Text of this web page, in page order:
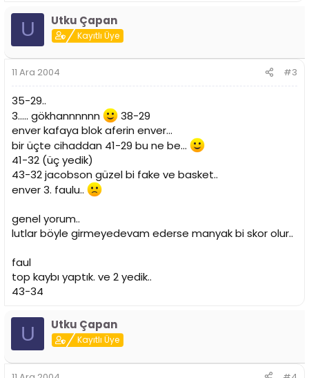
U Utku Çapan
Kayıtlı Üye
11 Ara 2004 #3
35-29..
3..... gökhannnnnn
38-29
enver kafaya blok aferin enver...
bir üçte cihaddan 41-29 bu ne be...
41-32 (üç yedik)
43-32 jacobson güzel bi fake ve basket..
enver 3. faulu..
genel yorum..
lutlar böyle girmeyedevam ederse manyak bi skor olur..
faul
top kaybı yaptık. ve 2 yedik..
43-34
U Utku Çapan
Kayıtlı Üye